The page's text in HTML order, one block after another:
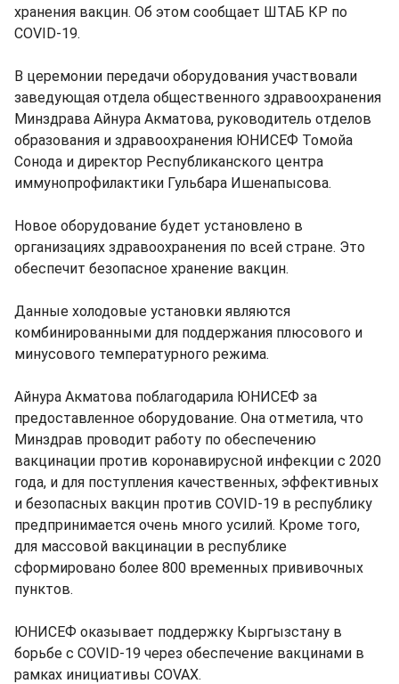
хранения вакцин. Об этом сообщает ШТАБ КР по
COVID-19.
В церемонии передачи оборудования участвовали
заведующая отдела общественного здравоохранения
Минздрава Айнура Акматова, руководитель отделов
образования и здравоохранения ЮНИСЕФ Томойа
Сонода и директор Республиканского центра
иммунопрофилактики Гульбара Ишенапысова.
Новое оборудование будет установлено в
организациях здравоохранения по всей стране. Это
обеспечит безопасное хранение вакцин.
Данные холодовые установки являются
комбинированными для поддержания плюсового и
минусового температурного режима.
Айнура Акматова поблагодарила ЮНИСЕФ за
предоставленное оборудование. Она отметила, что
Минздрав проводит работу по обеспечению
вакцинации против коронавирусной инфекции с 2020
года, и для поступления качественных, эффективных
и безопасных вакцин против COVID-19 в республику
предпринимается очень много усилий. Кроме того,
для массовой вакцинации в республике
сформировано более 800 временных прививочных
пунктов.
ЮНИСЕФ оказывает поддержку Кыргызстану в
борьбе с COVID-19 через обеспечение вакцинами в
рамках инициативы COVAX.